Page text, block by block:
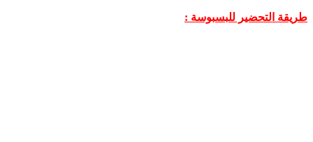
طريقة التحضير للبسبوسة :